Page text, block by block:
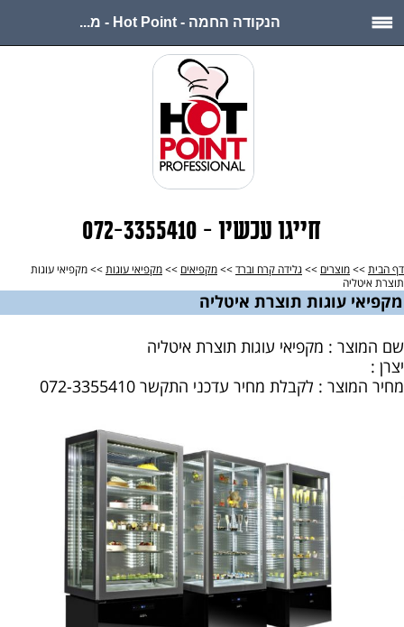
הנקודה החמה - Hot Point - מ...
חייגו עכשיו - 072-3355410
דף הבית >> מוצרים >> גלידה קרח וברד >> מקפיאים >> מקפיאי עוגות >> מקפיאי עוגות
תוצרת איטליה
מקפיאי עוגות תוצרת איטליה
שם המוצר : מקפיאי עוגות תוצרת איטליה
יצרן :
מחיר המוצר : לקבלת מחיר עדכני התקשר 072-3355410